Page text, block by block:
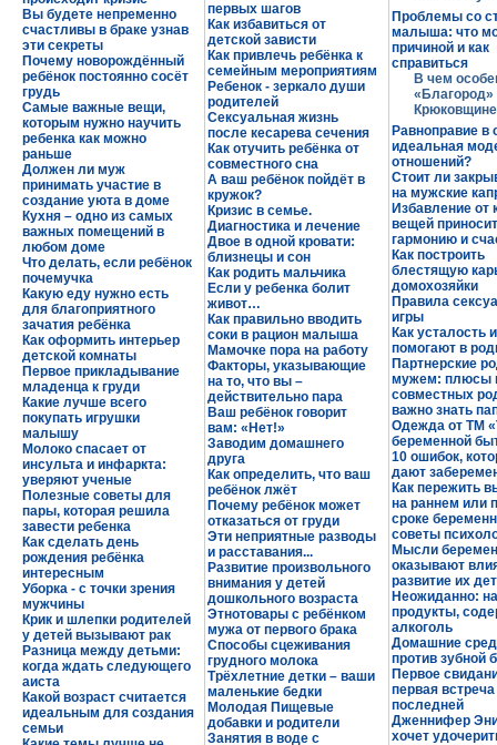
Проблемы со
малыша: что
причиной и как
справиться
В чем
«Благород»
Крюковщине
Равноправие
идеальная
отношений?
Стоит ли
на мужские
Избавление от
вещей приносит
гармонию и
Как построить
блестящую
домохозяйки
Правила
игры
Как усталость
помогают в
Партнерские
мужем: плюсы
совместных
важно знать
Одежда от ТМ
беременной
10 ошибок,
дают
Как пережить
на раннем или
сроке
советы
Мысли
оказывают
развитие их
Неожиданно:
продукты,
алкоголь
Домашние
против зубной
Первое
первая
последней
Дженнифер
хочет
Вы будете непременно
счастливы в браке узнав
эти секреты
Почему новорождённый
ребёнок постоянно сосёт
грудь
Самые важные вещи,
которым нужно научить
ребенка как можно
раньше
Должен ли муж
принимать участие в
создание уюта в доме
Кухня – одно из самых
важных помещений в
любом доме
Что делать, если ребёнок
почемучка
Какую еду нужно есть
для благоприятного
зачатия ребёнка
Как оформить интерьер
детской комнаты
Первое прикладывание
младенца к груди
Какие лучше всего
покупать игрушки
малышу
Молоко спасает от
инсульта и инфаркта:
уверяют ученые
Полезные советы для
пары, которая решила
завести ребенка
Как сделать день
рождения ребёнка
интересным
Уборка - с точки зрения
мужчины
Крик и шлепки родителей
у детей вызывают рак
Разница между детьми:
когда ждать следующего
аиста
Какой возраст считается
идеальным для создания
семьи
первых шагов
Как избавиться от
детской зависти
Как привлечь ребёнка к
семейным мероприятиям
Ребенок - зеркало души
родителей
Сексуальная жизнь
после кесарева сечения
Как отучить ребёнка от
совместного сна
А ваш ребёнок пойдёт в
кружок?
Кризис в семье.
Диагностика и лечение
Двое в одной кровати:
близнецы и сон
Как родить мальчика
Если у ребенка болит
живот…
Как правильно вводить
соки в рацион малыша
Мамочке пора на работу
Факторы, указывающие
на то, что вы –
действительно пара
Ваш ребёнок говорит
вам: «Нет!»
Заводим домашнего
друга
Как определить, что ваш
ребёнок лжёт
Почему ребёнок может
отказаться от груди
Эти неприятные разводы
и расставания...
Развитие произвольного
внимания у детей
дошкольного возраста
Этнотовары с ребёнком
мужа от первого брака
Способы сцеживания
грудного молока
Трёхлетние детки – ваши
маленькие бедки
Молодая Пищевые
добавки и родители
Занятия в воде с